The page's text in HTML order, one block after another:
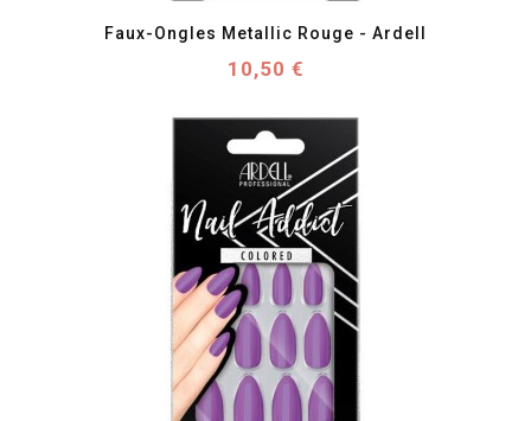
Faux-Ongles Metallic Rouge - Ardell
Prix
10,50 €